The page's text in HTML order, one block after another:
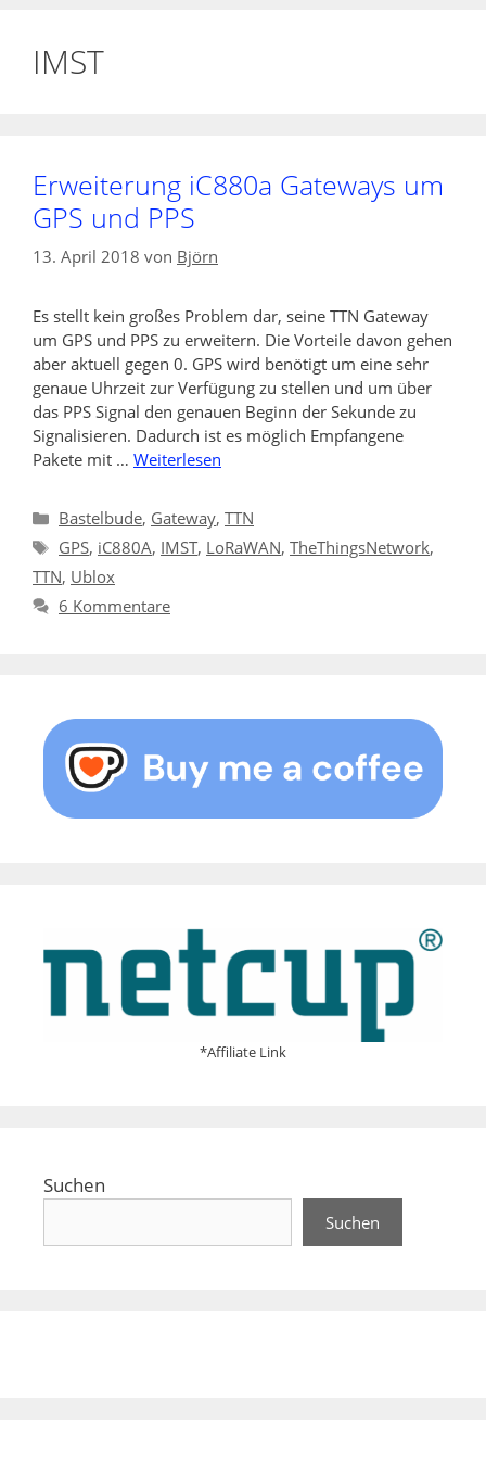
IMST
Erweiterung iC880a Gateways um
GPS und PPS
13. April 2018 von Björn
Es stellt kein großes Problem dar, seine TTN Gateway
um GPS und PPS zu erweitern. Die Vorteile davon gehen
aber aktuell gegen 0. GPS wird benötigt um eine sehr
genaue Uhrzeit zur Verfügung zu stellen und um über
das PPS Signal den genauen Beginn der Sekunde zu
Signalisieren. Dadurch ist es möglich Empfangene
Pakete mit … Weiterlesen
Kategorien
Bastelbude, Gateway, TTN
Schlagwörter
GPS, iC880A, IMST, LoRaWAN, TheThingsNetwork,
TTN, Ublox
6 Kommentare
*Affiliate Link
Suchen
Suchen